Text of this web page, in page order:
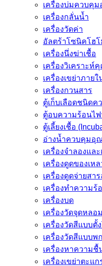
เครื่องบ่มควบคุ
เครื่องกลั่นน้ำ
เครื่องวัดค่า
อัลตร้าโซนิคโฮโ
เครื่องนึ่งฆ่าเชื้อ
เครื่องวิเคราะห์
เครื่องเขย่าภายใ
เครื่องกวนสาร
ตู้เก็บเลือดชนิด
ตู้อบความร้อนไ
ตู้เลี้ยงเชื้อ
อ่างน้ำควบคุมอุ
เครื่องจำลองแล
เครื่องดูดของเห
เครื่องดูดจ่ายสา
เครื่องทำความร้
เครื่องบด
เครื่องวัดจุดหลอ
เครื่องวัดสีแบบตั้
เครื่องวัดสีแบบพ
เครื่องหาความชื้
เครื่องเขย่าตะแ